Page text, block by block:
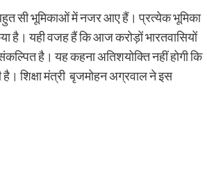
सी भूमिकाओं में नजर आए हैं। प्रत्येक भूमिका
है। यही वजह हैं कि आज करोड़ों भारतवासियों
है। यह कहना अतिशयोक्ति नहीं होगी कि
है। शिक्षा मंत्री बृजमोहन अग्रवाल ने इस